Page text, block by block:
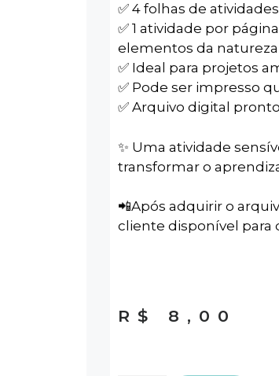
✅ 4 folhas de
✅ 1 atividade por
elementos da natureza
✅ Ideal para projetos
✅ Pode ser impresso
✅ Arquivo digital
✨ Uma atividade
transformar o
📲Após adquirir o
cliente disponível para
R$ 8,00